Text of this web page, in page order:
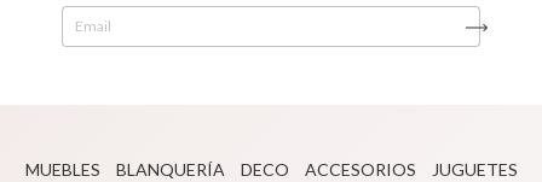
MUEBLES BLANQUERÍA DECO ACCESORIOS
JUGUETES